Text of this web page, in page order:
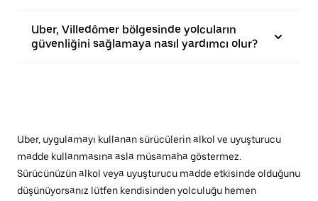
Uber, Villedômer bölgesinde yolcuların
güvenliğini sağlamaya nasıl yardımcı olur?
Uber, uygulamayı kullanan sürücülerin alkol ve uyuşturucu
madde kullanmasına asla müsamaha göstermez.
Sürücünüzün alkol veya uyuşturucu madde etkisinde olduğunu
düşünüyorsanız lütfen kendisinden yolculuğu hemen